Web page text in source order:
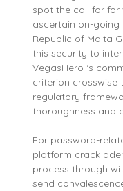
spot the call for for
ascertain on-
Republic of Malta
this security to
VegasHero ‘s
criterion crosswise
regulatory
thoroughness and
For password-
platform crack
process through
send